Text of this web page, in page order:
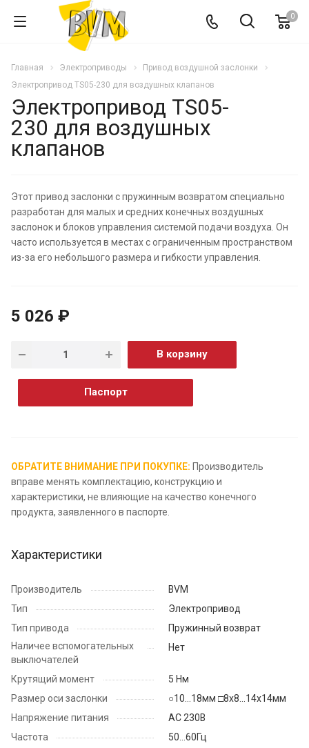
0
Главная Электроприводы
Привод воздушной заслонки
Электропривод TS05-230 для воздушных клапанов
Электропривод TS05-
230 для воздушных
клапанов
Этот привод заслонки с пружинным возвратом специально
разработан для малых и средних конечных воздушных
заслонок и блоков управления системой подачи воздуха. Он
часто используется в местах с ограниченным пространством
из-за его небольшого размера и гибкости управления.
5 026 ₽
В корзину
Паспорт
ОБРАТИТЕ ВНИМАНИЕ ПРИ ПОКУПКЕ: Производитель
вправе менять комплектацию, конструкцию и
характеристики, не влияющие на качество конечного
продукта, заявленного в паспорте.
Характеристики
Производитель
BVM
Тип
Электропривод
Тип привода
Пружинный возврат
Наличее вспомогательных
выключателей
Нет
Крутящий момент
5 Нм
Размер оси заслонки
○10…18мм □8х8...14х14мм
Напряжение питания
AC 230B
Частота
50...60Гц